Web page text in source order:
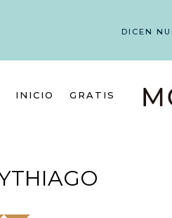
DICEN
INICIO GRATIS